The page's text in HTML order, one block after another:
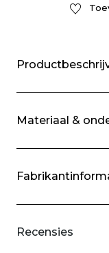
Materiaal &
Recensies